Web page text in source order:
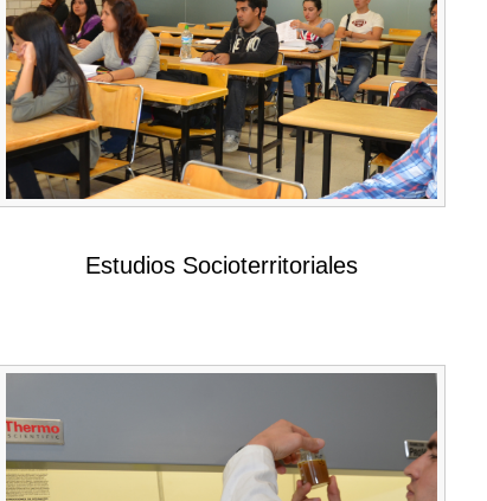
Estudios Socioterritoriales